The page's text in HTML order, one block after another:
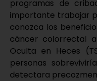
programas de
importante trabajar
conozca los
cáncer colorrectal
Oculta en Heces
personas
detectara